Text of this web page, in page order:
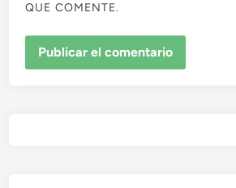
QUE COMENTE.